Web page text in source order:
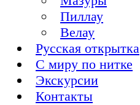
Пиллау
Велау
Русская открытка
С миру по нитке
Экскурсии
Контакты